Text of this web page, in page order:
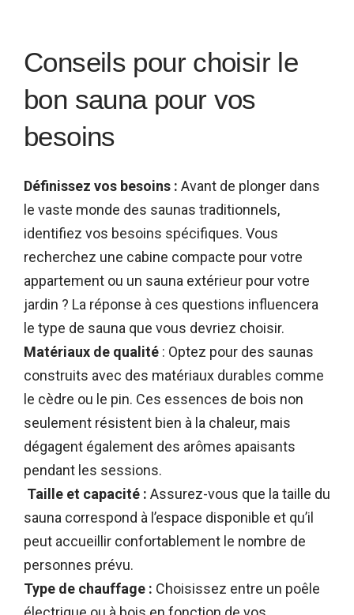
Conseils pour choisir le
bon sauna pour vos
besoins
Définissez vos besoins : Avant de plonger dans
le vaste monde des saunas traditionnels,
identifiez vos besoins spécifiques. Vous
recherchez une cabine compacte pour votre
appartement ou un sauna extérieur pour votre
jardin ? La réponse à ces questions influencera
le type de sauna que vous devriez choisir.
Matériaux de qualité : Optez pour des saunas
construits avec des matériaux durables comme
le cèdre ou le pin. Ces essences de bois non
seulement résistent bien à la chaleur, mais
dégagent également des arômes apaisants
pendant les sessions.
Taille et capacité : Assurez-vous que la taille du
sauna correspond à l’espace disponible et qu’il
peut accueillir confortablement le nombre de
personnes prévu.
Type de chauffage : Choisissez entre un poêle